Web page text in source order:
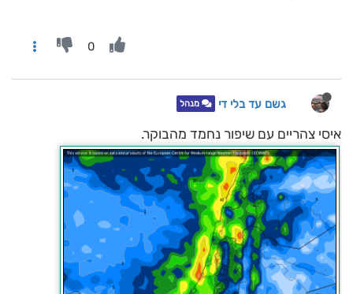
0
גשם עד בלי די מנהל
איסי צהריים עם שיפור נחמד מהבוקר.